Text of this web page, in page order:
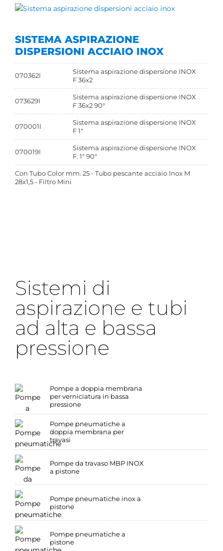
SISTEMA ASPIRAZIONE
DISPERSIONI ACCIAIO INOX
070362I
Sistema aspirazione dispersione INOX
F 36x2
073629I
Sistema aspirazione dispersione INOX
F 36x2 90°
070001I
Sistema aspirazione dispersione INOX
F 1"
070019I
Sistema aspirazione dispersione INOX
F. 1" 90°
Con Tubo Color mm. 25 - Tubo pescante acciaio Inox M
28x1,5 - Filtro Mini
Sistemi di
aspirazione e tubi
ad alta e bassa
pressione
Pompe a doppia membrana
per verniciatura in bassa
pressione
Pompe pneumatiche a
doppia membrana per
travasi
Pompe da travaso MBP INOX
a pistone
Pompe pneumatiche inox a
pistone
Pompe pneumatiche a
pistone